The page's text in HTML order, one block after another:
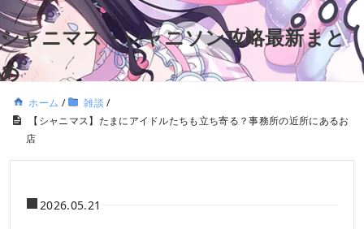
シャニマス・シャニソン攻略最新まと
め
ホーム / 雑談 /
【シャニマス】たまにアイドルたちも立ち寄る？事務所の近所にあるお
店
2026.05.21